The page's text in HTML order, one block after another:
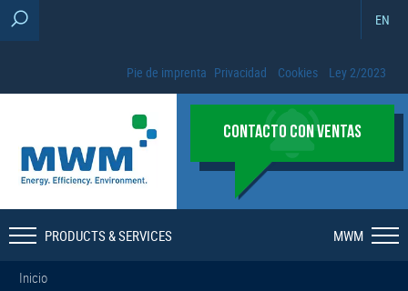
EN
Pie de imprenta Privacidad Cookies Ley 2/2023
CONTACTO CON VENTAS
PRODUCTS & SERVICES MWM
Inicio